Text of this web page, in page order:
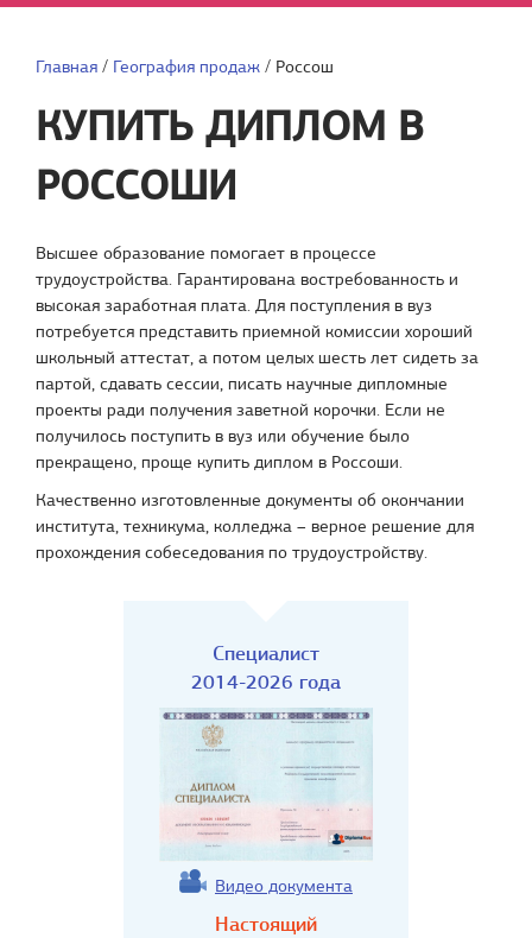
Главная / География продаж / Россош
КУПИТЬ ДИПЛОМ В
РОССОШИ
Высшее образование помогает в процессе
трудоустройства. Гарантирована востребованность и
высокая заработная плата. Для поступления в вуз
потребуется представить приемной комиссии хороший
школьный аттестат, а потом целых шесть лет сидеть за
партой, сдавать сессии, писать научные дипломные
проекты ради получения заветной корочки. Если не
получилось поступить в вуз или обучение было
прекращено, проще купить диплом в Россоши.
Качественно изготовленные документы об окончании
института, техникума, колледжа – верное решение для
прохождения собеседования по трудоустройству.
Специалист
2014-2026 года
Видео документа
Настоящий